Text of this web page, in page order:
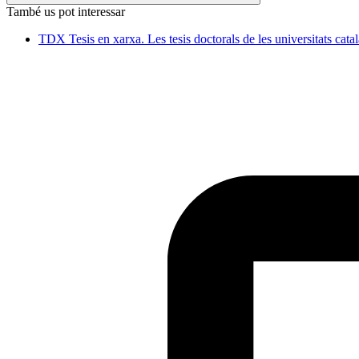
També us pot interessar
TDX Tesis en xarxa. Les tesis doctorals de les universitats